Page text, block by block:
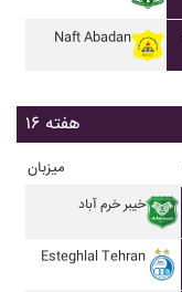
Naft Abadan
هفته ۱۶
میزبان
خيبر خرم آباد
Esteghlal Tehran